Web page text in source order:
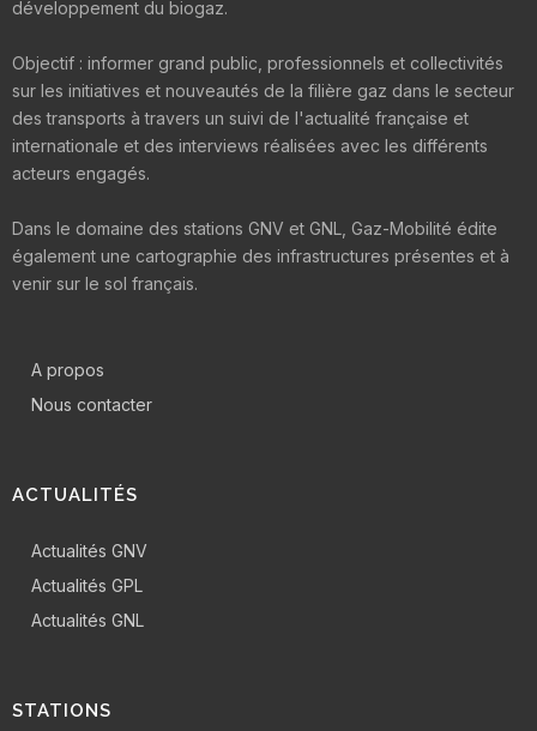
développement du biogaz.
Objectif : informer grand public, professionnels et collectivités
sur les initiatives et nouveautés de la filière gaz dans le secteur
des transports à travers un suivi de l'actualité française et
internationale et des interviews réalisées avec les différents
acteurs engagés.
Dans le domaine des stations GNV et GNL, Gaz-Mobilité édite
également une cartographie des infrastructures présentes et à
venir sur le sol français.
A propos
Nous contacter
ACTUALITÉS
Actualités GNV
Actualités GPL
Actualités GNL
STATIONS